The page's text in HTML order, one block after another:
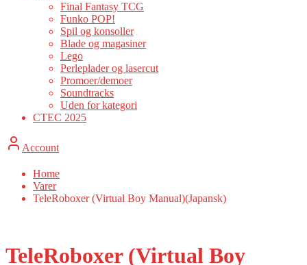
Final Fantasy TCG
Funko POP!
Spil og konsoller
Blade og magasiner
Lego
Perleplader og lasercut
Promoer/demoer
Soundtracks
Uden for kategori
CTEC 2025
Account
Home
Varer
TeleRoboxer (Virtual Boy Manual)(Japansk)
TeleRoboxer (Virtual Boy